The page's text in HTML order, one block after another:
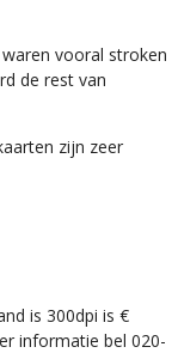
vooral stroken
de rest van
zijn zeer
is 300dpi is €
informatie bel 020-